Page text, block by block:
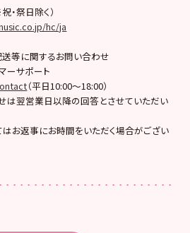
祭日除く）
hc/ja
等に関するお問い合わせ
ーサポート
（平日10:00～18:00）
翌営業日以降の回答とさせていただい
お返事にお時間をいただく場合がござい